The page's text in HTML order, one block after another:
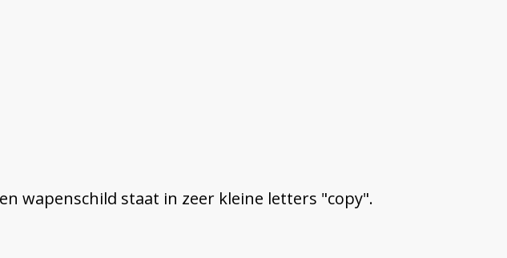
wapenschild staat in zeer kleine letters "copy".